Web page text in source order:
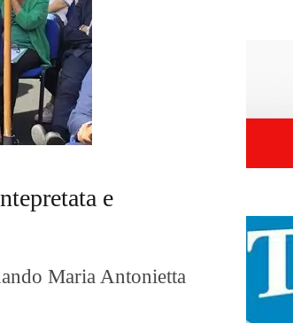
e
Maria Antonietta